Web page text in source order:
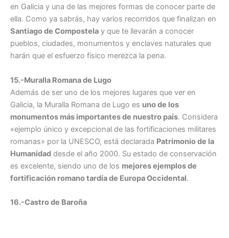
en Galicia y una de las mejores formas de conocer parte de
ella. Como ya sabrás, hay varios recorridos que finalizan en
Santiago de Compostela y que te llevarán a conocer
pueblos, ciudades, monumentos y enclaves naturales que
harán que el esfuerzo físico merezca la pena.
15.-Muralla Romana de Lugo
Además de ser uno de los mejores lugares que ver en
Galicia, la Muralla Romana de Lugo es uno de los
monumentos más importantes de nuestro país. Considera
«ejemplo único y excepcional de las fortificaciones militares
romanas» por la UNESCO, está declarada Patrimonio de la
Humanidad desde el año 2000. Su estado de conservación
es excelente, siendo uno de los mejores ejemplos de
fortificación romano tardía de Europa Occidental.
16.-Castro de Baroña